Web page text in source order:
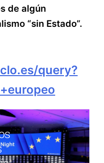
de algún
“sin Estado”.
query?